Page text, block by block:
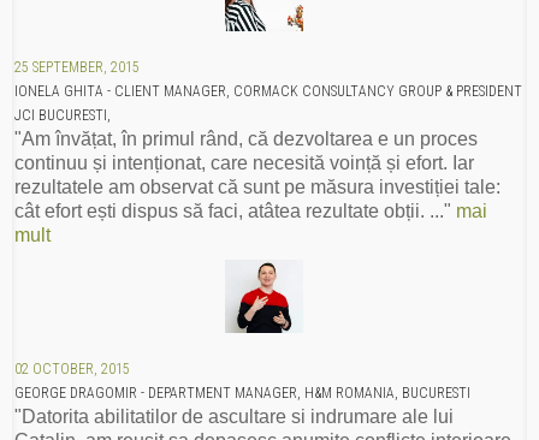
25 SEPTEMBER, 2015
IONELA GHITA - CLIENT MANAGER, CORMACK CONSULTANCY GROUP & PRESIDENT
JCI BUCURESTI,
"Am învățat, în primul rând, că dezvoltarea e un proces
continuu și intenționat, care necesită voință și efort. Iar
rezultatele am observat că sunt pe măsura investiției tale:
cât efort ești dispus să faci, atâtea rezultate obții. ..." mai
mult
02 OCTOBER, 2015
GEORGE DRAGOMIR - DEPARTMENT MANAGER, H&M ROMANIA, BUCURESTI
"Datorita abilitatilor de ascultare si indrumare ale lui